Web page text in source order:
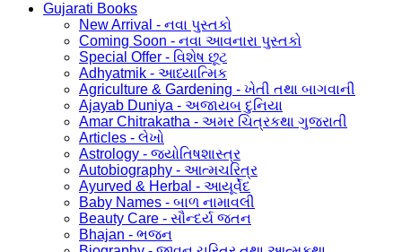
Gujarati Books
New Arrival - નવા પુસ્તકો
Coming Soon - નવા આવનારા પુસ્તકો
Special Offer - વિશેષ છૂટ
Adhyatmik - આધ્યાત્મિક
Agriculture & Gardening - ખેતી તથા બાગવાની
Ajayab Duniya - અજાયબ દુનિયા
Amar Chitrakatha - અમર ચિત્રકથા ગુજરાતી
Articles - લેખો
Astrology - જ્યોતિષશાસ્ત્ર
Autobiography - આત્મચરિત્ર
Ayurved & Herbal - આયૂર્વેદ
Baby Names - બાળ નામાવલી
Beauty Care - સૌન્દર્ય જતન
Bhajan - ભજન